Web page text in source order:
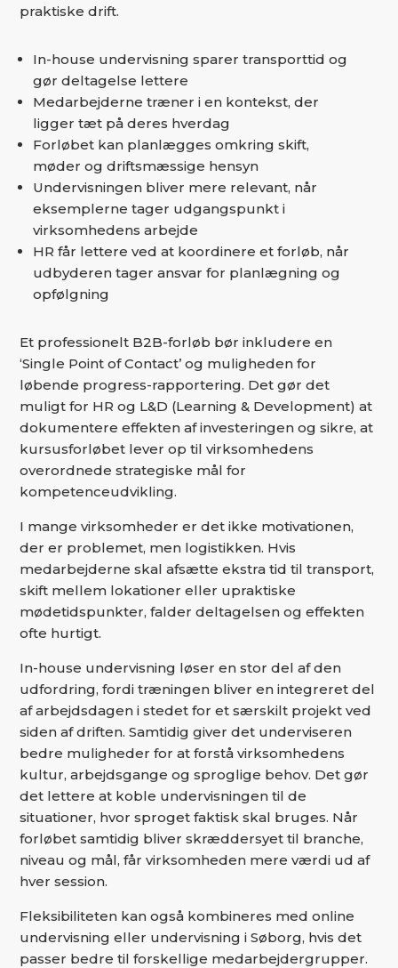
praktiske drift.
In-house undervisning sparer transporttid og
gør deltagelse lettere
Medarbejderne træner i en kontekst, der
ligger tæt på deres hverdag
Forløbet kan planlægges omkring skift,
møder og driftsmæssige hensyn
Undervisningen bliver mere relevant, når
eksemplerne tager udgangspunkt i
virksomhedens arbejde
HR får lettere ved at koordinere et forløb, når
udbyderen tager ansvar for planlægning og
opfølgning
Et professionelt B2B-forløb bør inkludere en
‘Single Point of Contact’ og muligheden for
løbende progress-rapportering. Det gør det
muligt for HR og L&D (Learning & Development) at
dokumentere effekten af investeringen og sikre, at
kursusforløbet lever op til virksomhedens
overordnede strategiske mål for
kompetenceudvikling.
I mange virksomheder er det ikke motivationen,
der er problemet, men logistikken. Hvis
medarbejderne skal afsætte ekstra tid til transport,
skift mellem lokationer eller upraktiske
mødetidspunkter, falder deltagelsen og effekten
ofte hurtigt.
In-house undervisning løser en stor del af den
udfordring, fordi træningen bliver en integreret del
af arbejdsdagen i stedet for et særskilt projekt ved
siden af driften. Samtidig giver det underviseren
bedre muligheder for at forstå virksomhedens
kultur, arbejdsgange og sproglige behov. Det gør
det lettere at koble undervisningen til de
situationer, hvor sproget faktisk skal bruges. Når
forløbet samtidig bliver skræddersyet til branche,
niveau og mål, får virksomheden mere værdi ud af
hver session.
Fleksibiliteten kan også kombineres med online
undervisning eller undervisning i Søborg, hvis det
passer bedre til forskellige medarbejdergrupper.